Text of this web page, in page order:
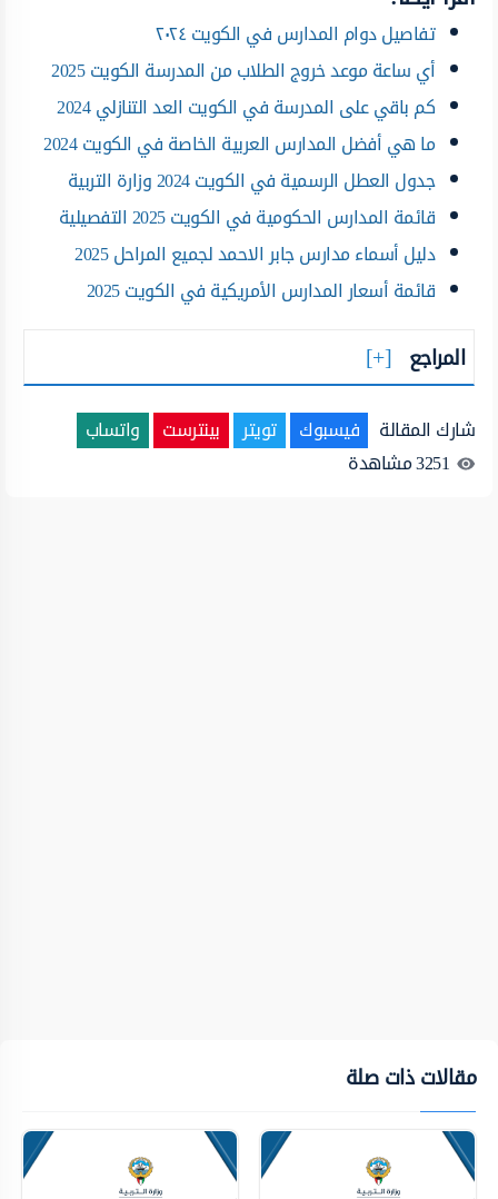
تفاصيل دوام المدارس في الكويت ٢٠٢٤
أي ساعة موعد خروج الطلاب من المدرسة الكويت 2025
كم باقي على المدرسة في الكويت العد التنازلي 2024
ما هي أفضل المدارس العربية الخاصة في الكويت 2024
جدول العطل الرسمية في الكويت 2024 وزارة التربية
قائمة المدارس الحكومية في الكويت 2025 التفصيلية
دليل أسماء مدارس جابر الاحمد لجميع المراحل 2025
قائمة أسعار المدارس الأمريكية في الكويت 2025
المراجع
شارك المقالة فيسبوك تويتر بينترست
واتساب
3251مشاهدة
مقالات ذات صلة